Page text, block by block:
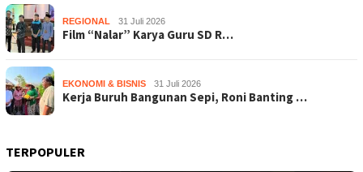
REGIONAL 31 Juli 2026
Film “Nalar” Karya Guru SD R…
EKONOMI & BISNIS 31 Juli 2026
Kerja Buruh Bangunan Sepi, Roni Banting …
TERPOPULER